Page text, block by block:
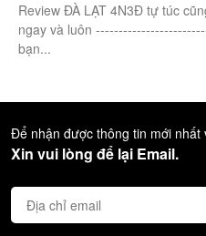
Review ĐÀ LẠT 4N3Đ tự túc
ngay và luôn
bạn...
Để nhận được thông tin mới
Xin vui lòng để lại Email.